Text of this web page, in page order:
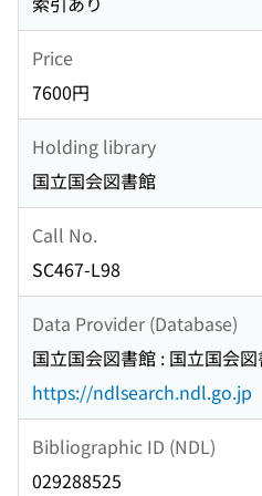
Price
7600円
Holding library
国立国会図書館
Call No.
SC467-L98
Data Provider (Database)
国立国会図書館 : 国立国会
https://ndlsearch.ndl.go.jp
Bibliographic ID (NDL)
029288525